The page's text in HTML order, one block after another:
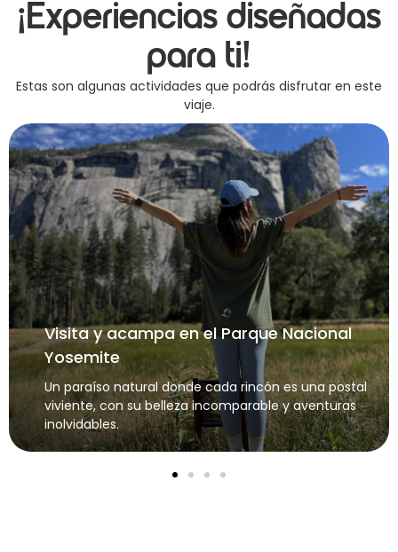
¡Experiencias diseñadas
para ti!
Estas son algunas actividades que podrás disfrutar en este
viaje.
Visita y acampa en el Parque Nacional
Yosemite
Un paraíso natural donde cada rincón es una postal
viviente, con su belleza incomparable y aventuras
inolvidables.